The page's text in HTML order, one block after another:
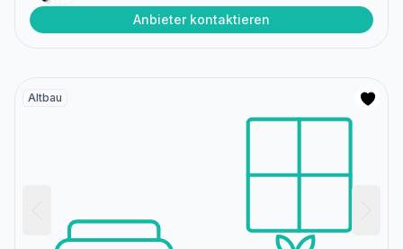
Anbieter kontaktieren
Altbau